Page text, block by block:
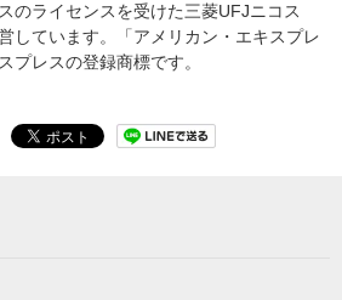
のライセンスを受けた三菱UFJニコス
しています。「アメリカン・エキスプレ
プレスの登録商標です。